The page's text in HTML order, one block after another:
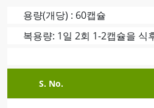
용량(개당) : 60캡슐
복용량: 1일 2회 1-2캡슐을 식
S. No.